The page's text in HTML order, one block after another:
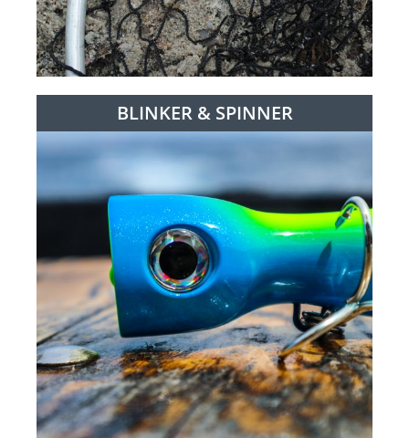
BLINKER & SPINNER